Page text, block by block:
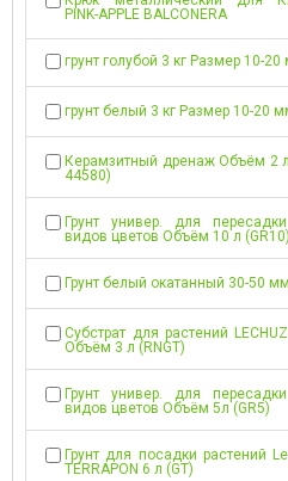
PINK-APPLE BALCONERA
грунт голубой 3 кг Размер 10-20
грунт белый 3 кг Размер 10-20
Керамзитный дренаж Объём 2
44580)
Грунт универ. для
видов цветов Объём 10 л (GR10)
Грунт белый окатанный 30-50
Субстрат для растений
Объём 3 л (RNGT)
Грунт универ. для
видов цветов Объём 5л (GR5)
Грунт для посадки растений
TERRAPON 6 л (GT)